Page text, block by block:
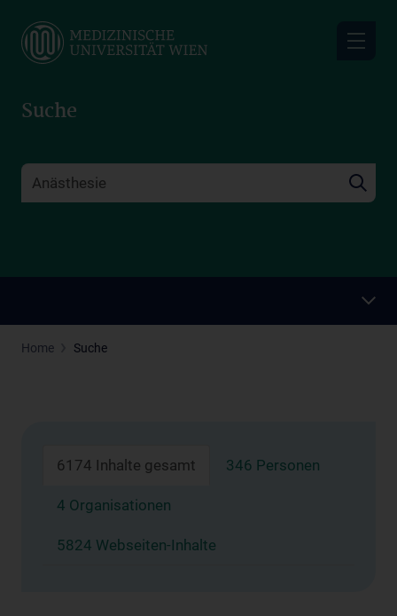
main
Suche
Home Suche
6174 Inhalte gesamt 346 Personen
4 Organisationen
5824 Webseiten-Inhalte